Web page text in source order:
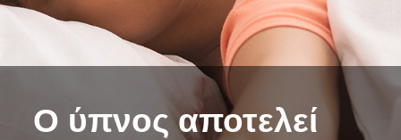
Ο ύπνος αποτελεί